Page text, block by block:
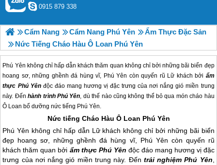
0915 879 338
Cẩm Nang Cẩm Nang Phú Yên
Ẩm Thực Đặc Sản
Nức Tiếng Cháo Hàu Ô Loan Phú Yên
Phú Yên không chỉ hấp dẫn khách thăm quan không chỉ bởi những bãi biển đẹp
hoang sơ, những ghềnh đá hùng vĩ, Phú Yên còn quyến rũ Lữ khách bởi ẩm
thực Phú Yênđộc đáo mang hương vị đặc trưng của nơi nắng gió miền trung
này. Đếnhành trình Phú Yên, dù thế nào cũng không thể bỏ qua món cháo hàu
Ô Loan bổ dưỡng nức tiếng Phú Yên.
Nức tiếng Cháo Hàu Ô Loan Phú Yên
Phú Yên không chỉ hấp dẫn Lữ khách không chỉ bởi những bãi biển
đẹp hoang sơ, những ghềnh đá hùng vĩ, Phú Yên còn quyến rũ
khách thăm quan bởi ẩm thực Phú Yên độc đáo mang hương vị đặc
trưng của nơi nắng gió miền trung này. Đến trải nghiệmPhú Yên,